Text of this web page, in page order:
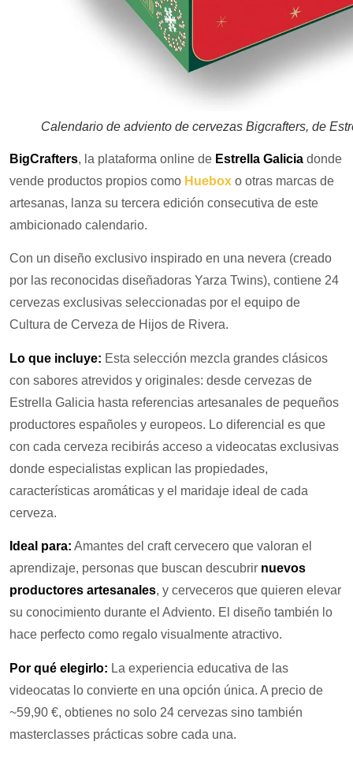
Calendario de adviento de cervezas Bigcrafters, de
BigCrafters, la plataforma online de Estrella Galicia donde
vende productos propios como Huebox o otras marcas de
artesanas, lanza su tercera edición consecutiva de este
ambicionado calendario.
Con un diseño exclusivo inspirado en una nevera (creado
por las reconocidas diseñadoras Yarza Twins), contiene 24
cervezas exclusivas seleccionadas por el equipo de
Cultura de Cerveza de Hijos de Rivera.​
Lo que incluye: Esta selección mezcla grandes clásicos
con sabores atrevidos y originales: desde cervezas de
Estrella Galicia hasta referencias artesanales de pequeños
productores españoles y europeos. Lo diferencial es que
con cada cerveza recibirás acceso a videocatas exclusivas
donde especialistas explican las propiedades,
características aromáticas y el maridaje ideal de cada
cerveza.​
Ideal para: Amantes del craft cervecero que valoran el
aprendizaje, personas que buscan descubrir nuevos
productores artesanales, y cerveceros que quieren elevar
su conocimiento durante el Adviento. El diseño también lo
hace perfecto como regalo visualmente atractivo.
Por qué elegirlo: La experiencia educativa de las
videocatas lo convierte en una opción única. A precio de
~59,90 €, obtienes no solo 24 cervezas sino también
masterclasses prácticas sobre cada una.